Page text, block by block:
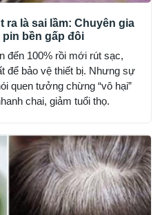
ra là sai lầm: Chuyên gia
bền gấp đôi
đến 100% rồi mới rút sạc,
để bảo vệ thiết bị. Nhưng sự
quen tưởng chừng “vô hại”
chai, giảm tuổi thọ.